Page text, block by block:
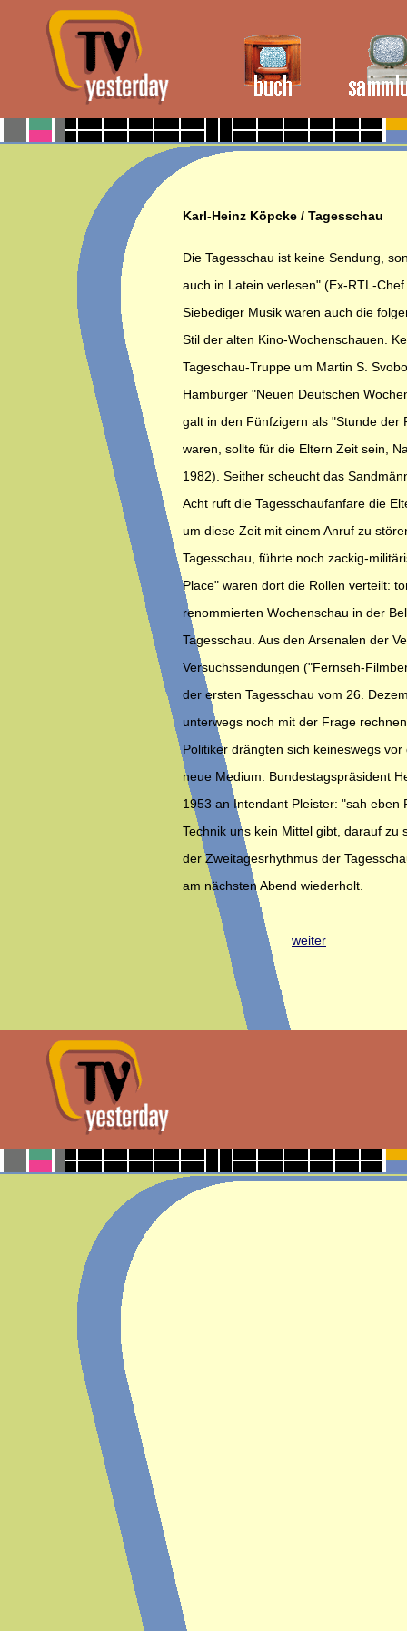
Karl-Heinz Köpcke / Tagesschau
Die Tagesschau ist keine Sendung,
auch in Latein verlesen" (Ex-RTL-
Siebediger Musik waren auch die
Stil der alten Kino-Wochenschauen.
Tageschau-Truppe um Martin S.
Hamburger "Neuen Deutschen
galt in den Fünfzigern als "Stunde der
waren, sollte für die Eltern Zeit sein,
1982). Seither scheucht das
Acht ruft die Tagesschaufanfare die
um diese Zeit mit einem Anruf zu
Tagesschau, führte noch zackig-
Place" waren dort die Rollen verteilt:
renommierten Wochenschau in der
Tagesschau. Aus den Arsenalen der
Versuchssendungen ("Fernseh-
der ersten Tagesschau vom 26.
unterwegs noch mit der Frage
Politiker drängten sich keineswegs
neue Medium. Bundestagspräsident
1953 an Intendant Pleister: "sah
Technik uns kein Mittel gibt, darauf
der Zweitagesrhythmus der
am nächsten Abend wiederholt.
weiter